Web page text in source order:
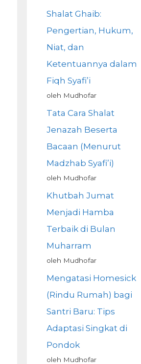
Shalat Ghaib:
Pengertian, Hukum,
Niat, dan
Ketentuannya dalam
Fiqh Syafi’i
oleh Mudhofar
Tata Cara Shalat
Jenazah Beserta
Bacaan (Menurut
Madzhab Syafi’i)
oleh Mudhofar
Khutbah Jumat
Menjadi Hamba
Terbaik di Bulan
Muharram
oleh Mudhofar
Mengatasi Homesick
(Rindu Rumah) bagi
Santri Baru: Tips
Adaptasi Singkat di
Pondok
oleh Mudhofar